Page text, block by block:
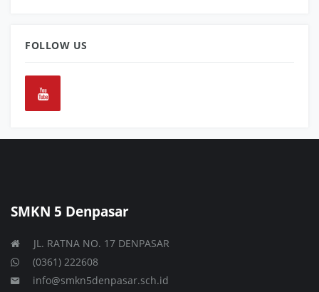
FOLLOW US
SMKN 5 Denpasar
JL. RATNA NO. 17 DENPASAR
(0361) 222608
info@smkn5denpasar.sch.id